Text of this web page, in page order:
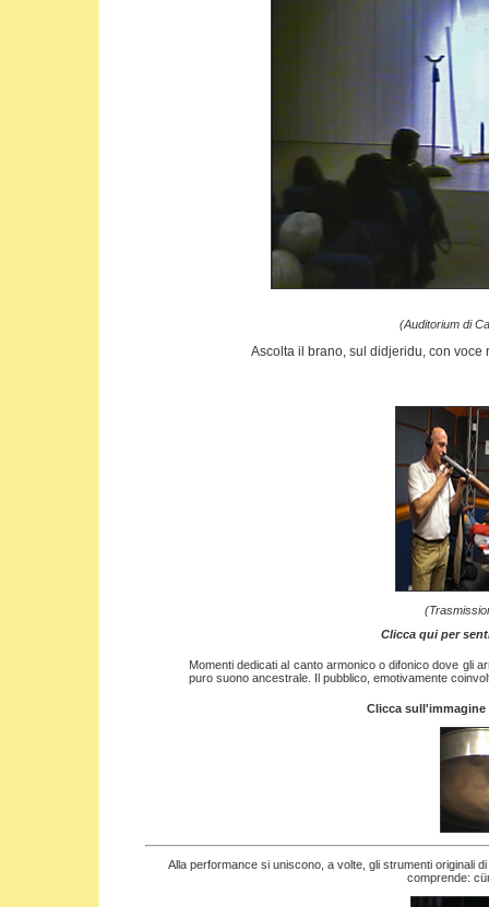
(Auditorium di
Ascolta il brano, sul didjeridu, con voce
Clicca qui per
Momenti dedicati al canto armonico o difonico dove gli
puro suono ancestrale. Il pubblico, emotivamente
Clicca
Alla performance si uniscono, a volte, gli strumenti originali di
comprende: